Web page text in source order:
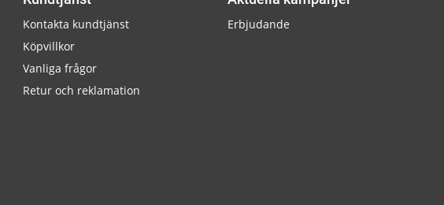
Kontakta kundtjänst
Köpvillkor
Vanliga frågor
Retur och reklamation
Erbjudande